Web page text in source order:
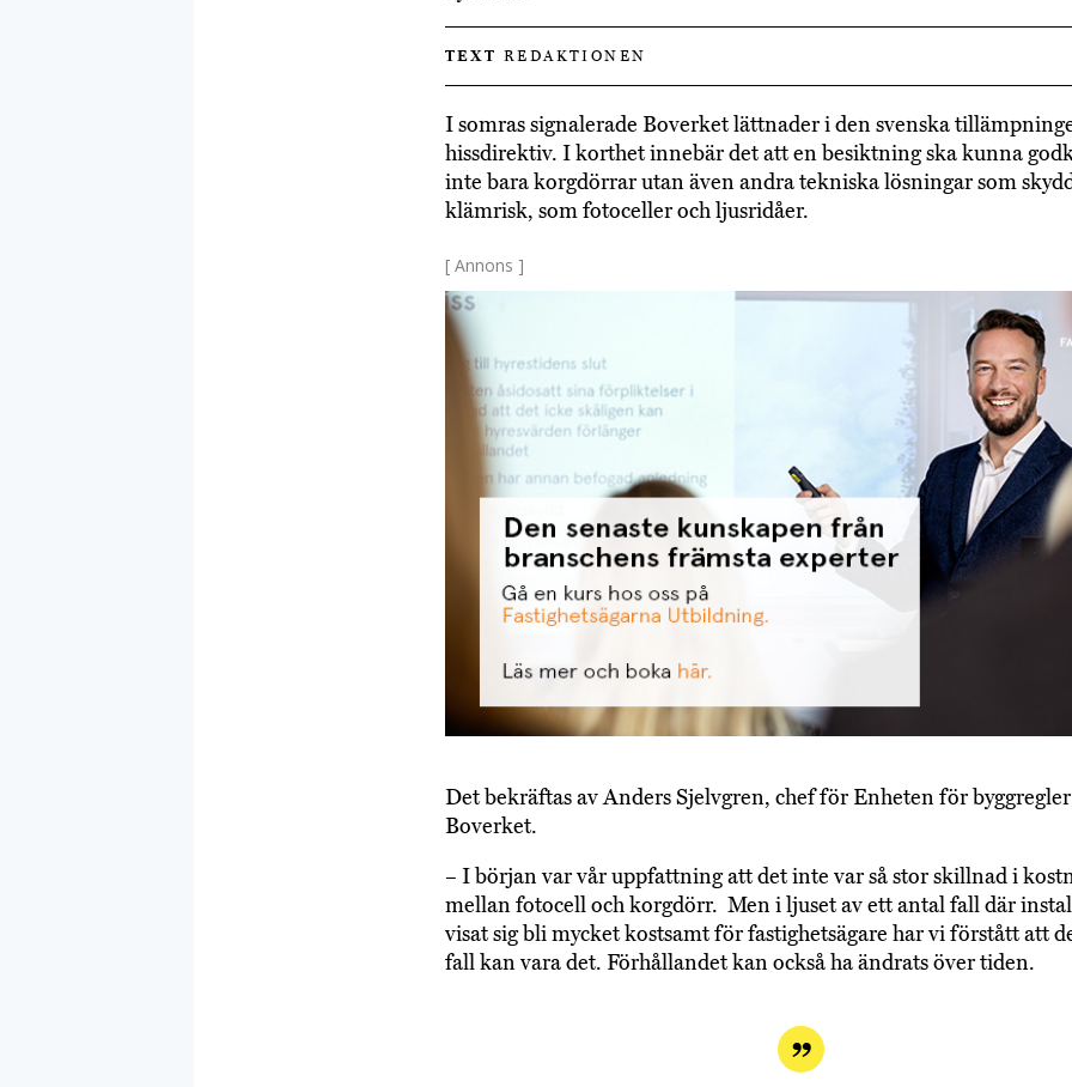
TEXT REDAKTIONEN
I somras signalerade Boverket lättnader i den svenska
hissdirektiv. I korthet innebär det att en besiktning ska kunna
inte bara korgdörrar utan även andra tekniska lösningar som
klämrisk, som fotoceller och ljusridåer.
[ Annons ]
Det bekräftas av Anders Sjelvgren, chef för Enheten för
Boverket.
– I början var vår uppfattning att det inte var så stor skillnad i
mellan fotocell och korgdörr. Men i ljuset av ett antal fall där
visat sig bli mycket kostsamt för fastighetsägare har vi förstått att
fall kan vara det. Förhållandet kan också ha ändrats över tiden.